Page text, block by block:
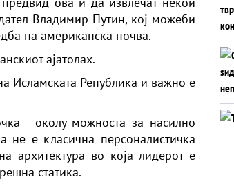
Владимир Путин, кој можеби
на американска почва.
ајатолах.
Исламската Република и важно е
- околу можноста за насилно
е класична персоналистичка
архитектура во која лидерот е
статика.